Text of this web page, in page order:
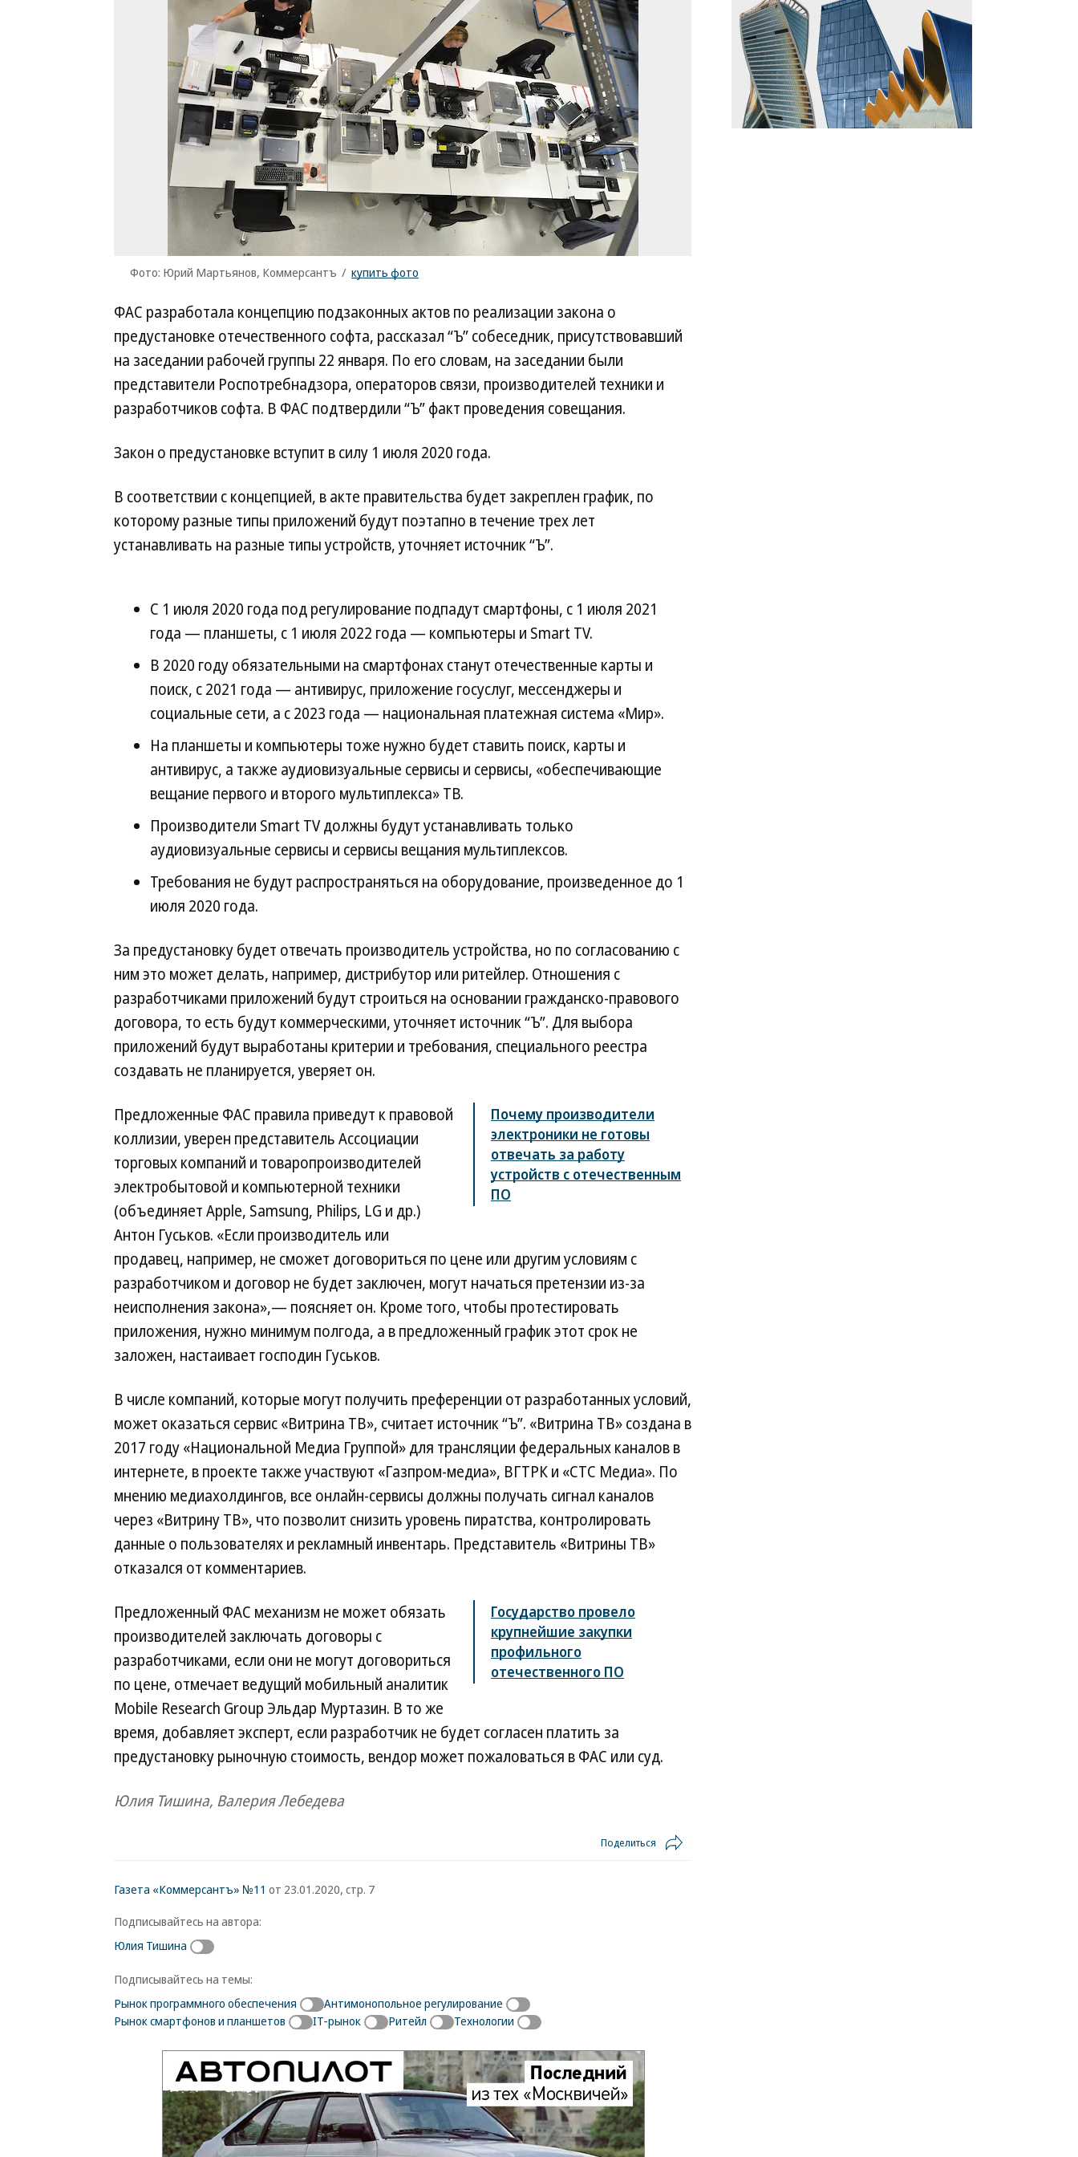
Фото: Юрий Мартьянов, Коммерсантъ / купить фото
Мартьянов,
Коммерсантъ
ФАС разработала концепцию подзаконных актов по реализации закона о
предустановке отечественного софта, рассказал “Ъ” собеседник, присутствовавший
на заседании рабочей группы 22 января. По его словам, на заседании были
представители Роспотребнадзора, операторов связи, производителей техники и
разработчиков софта. В ФАС подтвердили “Ъ” факт проведения совещания.
Закон о предустановке вступит в силу 1 июля 2020 года.
В соответствии с концепцией, в акте правительства будет закреплен график, по
которому разные типы приложений будут поэтапно в течение трех лет
устанавливать на разные типы устройств, уточняет источник “Ъ”.
С 1 июля 2020 года под регулирование подпадут смартфоны, с 1 июля 2021
года — планшеты, с 1 июля 2022 года — компьютеры и Smart TV.
В 2020 году обязательными на смартфонах станут отечественные карты и
поиск, с 2021 года — антивирус, приложение госуслуг, мессенджеры и
социальные сети, а с 2023 года — национальная платежная система «Мир».
На планшеты и компьютеры тоже нужно будет ставить поиск, карты и
антивирус, а также аудиовизуальные сервисы и сервисы, «обеспечивающие
вещание первого и второго мультиплекса» ТВ.
Производители Smart TV должны будут устанавливать только
аудиовизуальные сервисы и сервисы вещания мультиплексов.
Требования не будут распространяться на оборудование, произведенное до 1
июля 2020 года.
За предустановку будет отвечать производитель устройства, но по согласованию с
ним это может делать, например, дистрибутор или ритейлер. Отношения с
разработчиками приложений будут строиться на основании гражданско-правового
договора, то есть будут коммерческими, уточняет источник “Ъ”. Для выбора
приложений будут выработаны критерии и требования, специального реестра
создавать не планируется, уверяет он.
Почему производители
электроники не готовы
отвечать за работу
устройств с отечественным
ПО
Предложенные ФАС правила приведут к правовой
коллизии, уверен представитель Ассоциации
торговых компаний и товаропроизводителей
электробытовой и компьютерной техники
(объединяет Apple, Samsung, Philips, LG и др.)
Антон Гуськов. «Если производитель или
продавец, например, не сможет договориться по цене или другим условиям с
разработчиком и договор не будет заключен, могут начаться претензии из-за
неисполнения закона»,— поясняет он. Кроме того, чтобы протестировать
приложения, нужно минимум полгода, а в предложенный график этот срок не
заложен, настаивает господин Гуськов.
В числе компаний, которые могут получить преференции от разработанных условий,
может оказаться сервис «Витрина ТВ», считает источник “Ъ”. «Витрина ТВ» создана в
2017 году «Национальной Медиа Группой» для трансляции федеральных каналов в
интернете, в проекте также участвуют «Газпром-медиа», ВГТРК и «СТС Медиа». По
мнению медиахолдингов, все онлайн-сервисы должны получать сигнал каналов
через «Витрину ТВ», что позволит снизить уровень пиратства, контролировать
данные о пользователях и рекламный инвентарь. Представитель «Витрины ТВ»
отказался от комментариев.
Государство провело
крупнейшие закупки
профильного
отечественного ПО
Предложенный ФАС механизм не может обязать
производителей заключать договоры с
разработчиками, если они не могут договориться
по цене, отмечает ведущий мобильный аналитик
Mobile Research Group Эльдар Муртазин. В то же
время, добавляет эксперт, если разработчик не будет согласен платить за
предустановку рыночную стоимость, вендор может пожаловаться в ФАС или суд.
Юлия Тишина, Валерия Лебедева
Поделиться
Газета «Коммерсантъ» №11 от 23.01.2020, стр. 7
Подписывайтесь на автора:
Юлия Тишина
Подписывайтесь на темы:
Рынок программного обеспечения
Антимонопольное регулирование
Рынок смартфонов и планшетов
IT-рынок Ритейл Технологии